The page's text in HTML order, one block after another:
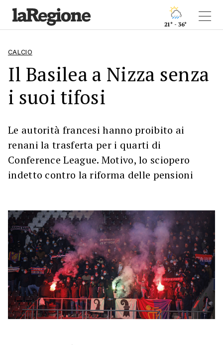
21° - 36°
CALCIO
Il Basilea a Nizza senza
i suoi tifosi
Le autorità francesi hanno proibito ai
renani la trasferta per i quarti di
Conference League. Motivo, lo sciopero
indetto contro la riforma delle pensioni